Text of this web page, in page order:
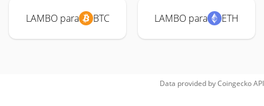
LAMBO para BTC LAMBO para ETH
Data provided byCoingeckoAPI